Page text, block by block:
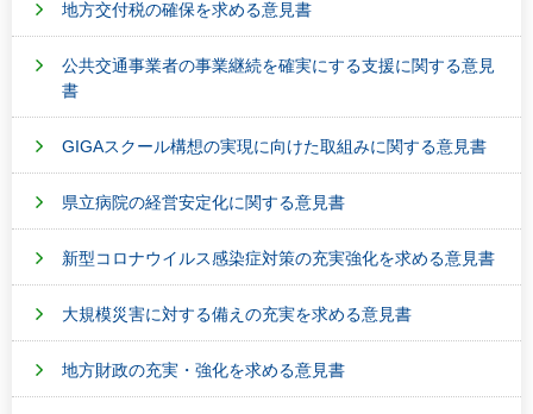
地方交付税の確保を求める意見書
公共交通事業者の事業継続を確実にする支援に関する意見
書
GIGAスクール構想の実現に向けた取組みに関する意見書
県立病院の経営安定化に関する意見書
新型コロナウイルス感染症対策の充実強化を求める意見書
大規模災害に対する備えの充実を求める意見書
地方財政の充実・強化を求める意見書